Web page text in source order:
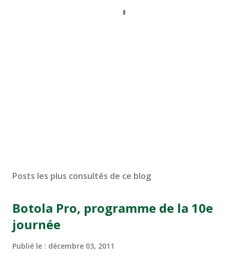
Posts les plus consultés de ce blog
Botola Pro, programme de la 10e
journée
Publié le : décembre 03, 2011